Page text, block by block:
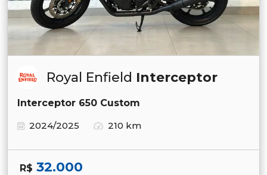
Royal Enfield Interceptor
Interceptor 650 Custom
2024/2025
210 km
R$ 32.000